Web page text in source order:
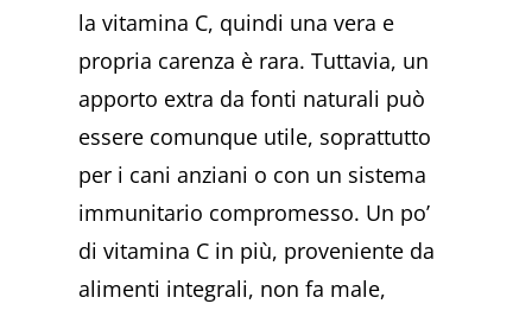
la vitamina C, quindi una vera e
propria carenza è rara. Tuttavia, un
apporto extra da fonti naturali può
essere comunque utile, soprattutto
per i cani anziani o con un sistema
immunitario compromesso. Un po’
di vitamina C in più, proveniente da
alimenti integrali, non fa male,